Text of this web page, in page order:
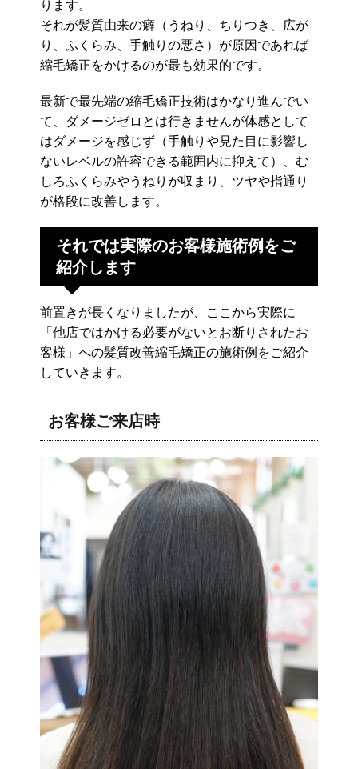
ります。
それが髪質由来の癖（うねり、ちりつき、広が
り、ふくらみ、手触りの悪さ）が原因であれば
縮毛矯正をかけるのが最も効果的です。
最新で最先端の縮毛矯正技術はかなり進んでい
て、ダメージゼロとは行きませんが体感として
はダメージを感じず（手触りや見た目に影響し
ないレベルの許容できる範囲内に抑えて）、む
しろふくらみやうねりが収まり、ツヤや指通り
が格段に改善します。
それでは実際のお客様施術例をご
紹介します
前置きが長くなりましたが、ここから実際に
「他店ではかける必要がないとお断りされたお
客様」への髪質改善縮毛矯正の施術例をご紹介
していきます。
お客様ご来店時